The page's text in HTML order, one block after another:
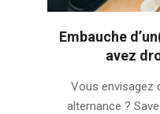
Embauche
avez
Vous envisagez
alternance ?